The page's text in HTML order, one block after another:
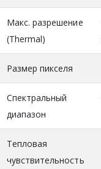
Макс. разрешение
(Thermal)
Размер пикселя
Спектральный
диапазон
Тепловая
чувствительность